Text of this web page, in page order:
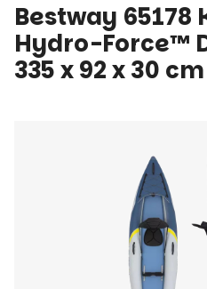
Bestway
Hydro-Force™
335 x 92 x 30 cm